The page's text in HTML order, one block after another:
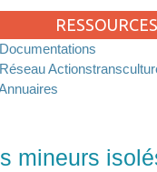
RESSOURCES
Documentations
Réseau
mineurs